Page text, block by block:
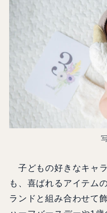
子どもの好きなキャ
も、喜ばれるアイテム
ランドと組み合わせて